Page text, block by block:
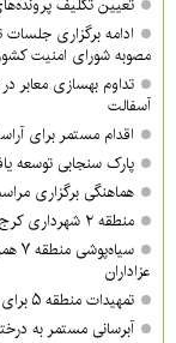
مصوبه شورای امنیت کشور
آسفالت
اقدام مستمر برای آراستگی
پارک سنجابی توسعه
هماهنگی برگزاری
منطقه ۲ شهرداری کرج پیشتاز اجرای قانون حدنگار در میان مناطق شد
عزاداران
تمهیدات منطقه ۵ برای میزبانی شایسته از زائران مراسم وداع با رهبر شهید
آبرسانی مستمر به درختان جنگل